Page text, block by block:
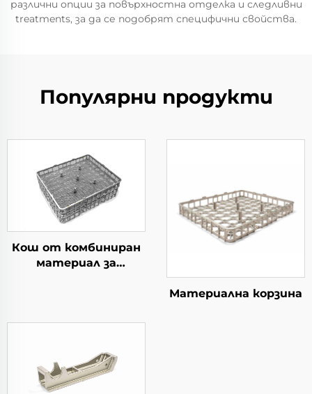
различни опции за повърхностна отделка и следливни
treatments, за да се подобрят специфични свойства.
Популярни продукти
Кош от комбиниран
материал за
Материална корзина